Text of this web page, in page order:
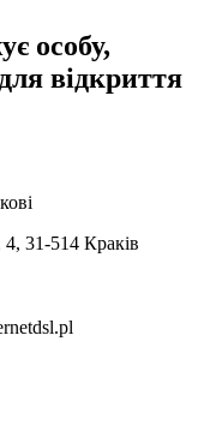
особу,
відкриття
31-514 Краків